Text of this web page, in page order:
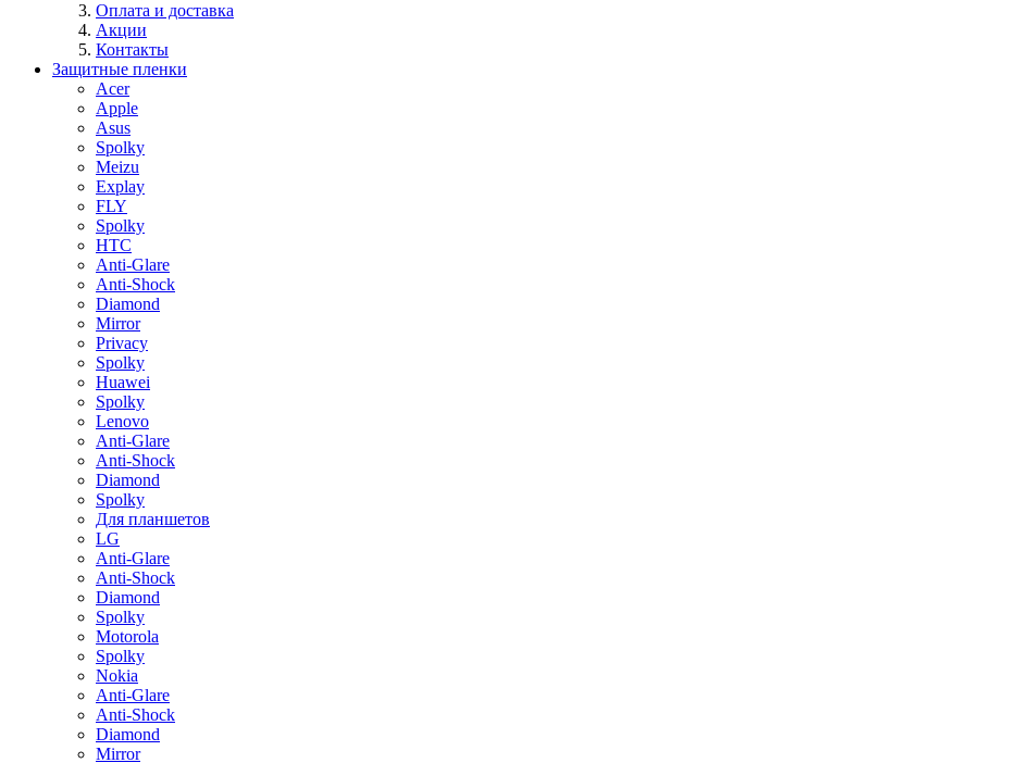
Оплата и доставка
Акции
Контакты
Защитные пленки
Acer
Apple
Asus
Spolky
Meizu
Explay
FLY
Spolky
HTC
Anti-Glare
Anti-Shock
Diamond
Mirror
Privacy
Spolky
Huawei
Spolky
Lenovo
Anti-Glare
Anti-Shock
Diamond
Spolky
Для планшетов
LG
Anti-Glare
Anti-Shock
Diamond
Spolky
Motorola
Spolky
Nokia
Anti-Glare
Anti-Shock
Diamond
Mirror